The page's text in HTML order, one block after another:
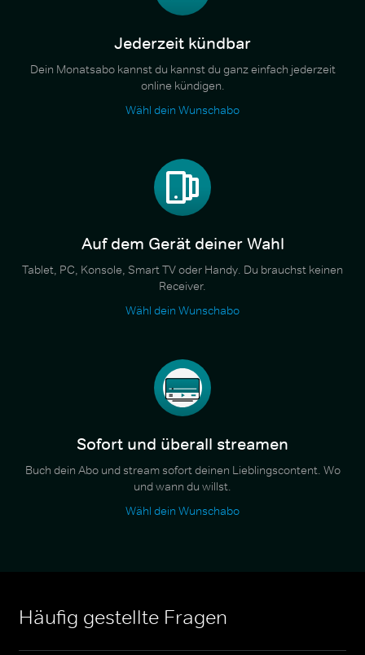
Jederzeit kündbar
Dein Monatsabo kannst du kannst du ganz einfach jederzeit
online kündigen.
Wähl dein Wunschabo
Auf dem Gerät deiner Wahl
Tablet, PC, Konsole, Smart TV oder Handy. Du brauchst keinen
Receiver.
Wähl dein Wunschabo
Sofort und überall streamen
Buch dein Abo und stream sofort deinen Lieblingscontent. Wo
und wann du willst.
Wähl dein Wunschabo
Häufig gestellte Fragen